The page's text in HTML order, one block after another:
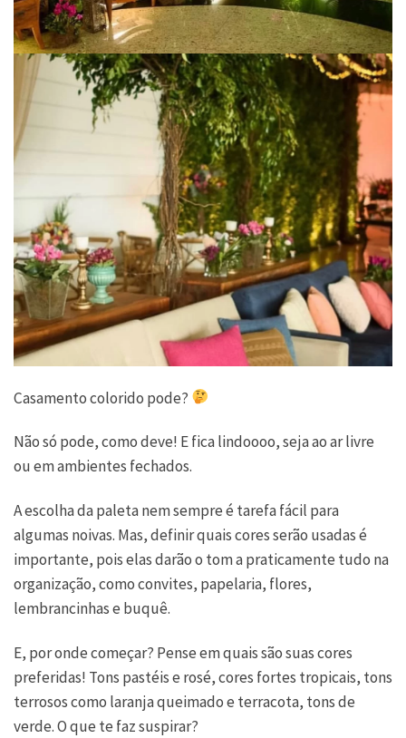
Casamento colorido pode?
Não só pode, como deve! E fica lindoooo, seja ao ar livre
ou em ambientes fechados.
A escolha da paleta nem sempre é tarefa fácil para
algumas noivas. Mas, definir quais cores serão usadas é
importante, pois elas darão o tom a praticamente tudo na
organização, como convites, papelaria, flores,
lembrancinhas e buquê.
E, por onde começar? Pense em quais são suas cores
preferidas! Tons pastéis e rosé, cores fortes tropicais, tons
terrosos como laranja queimado e terracota, tons de
verde. O que te faz suspirar?